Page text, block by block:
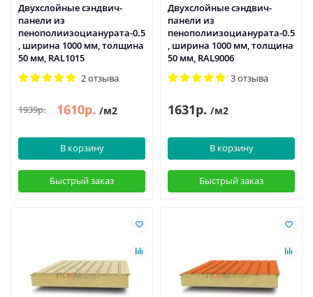
Двухслойные сэндвич-
панели из
пенополиизоцианурата-0.5
, ширина 1000 мм, толщина
50 мм, RAL1015
2 отзыва
1939р. 1610р. /м2
В корзину
Быстрый заказ
Двухслойные сэндвич-
панели из
пенополиизоцианурата-0.5
, ширина 1000 мм, толщина
50 мм, RAL9006
3 отзыва
1631р. /м2
В корзину
Быстрый заказ